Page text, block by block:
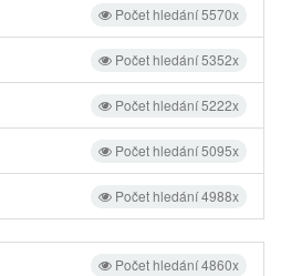
Počet hledání 5570x
Počet hledání 5352x
Počet hledání 5222x
Počet hledání 5095x
Počet hledání 4988x
Počet hledání 4860x